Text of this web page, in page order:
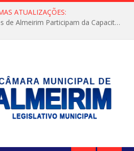
ATUALIZAÇÕES:
Servidores e Vereadores de Almeirim Participam da Capacitação “Orientar é a Nossa Missão”